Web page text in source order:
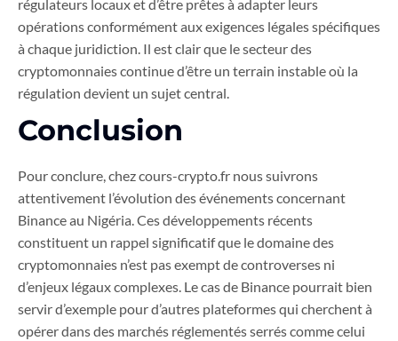
régulateurs locaux et d’être prêtes à adapter leurs
opérations conformément aux exigences légales spécifiques
à chaque juridiction. Il est clair que le secteur des
cryptomonnaies continue d’être un terrain instable où la
régulation devient un sujet central.
Conclusion
Pour conclure, chez cours-crypto.fr nous suivrons
attentivement l’évolution des événements concernant
Binance au Nigéria. Ces développements récents
constituent un rappel significatif que le domaine des
cryptomonnaies n’est pas exempt de controverses ni
d’enjeux légaux complexes. Le cas de Binance pourrait bien
servir d’exemple pour d’autres plateformes qui cherchent à
opérer dans des marchés réglementés serrés comme celui